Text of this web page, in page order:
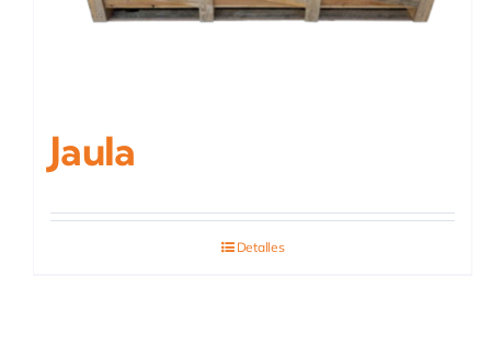
Jaula
Detalles